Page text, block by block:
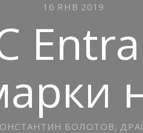
16 ЯНВ 2019
БОЛОТОВ,